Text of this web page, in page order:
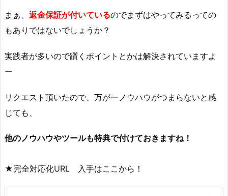
まぁ、 返金保証が付いているのでまずはやってみるっての
もありではないでしょうか？
実践者が多いので躓くポイントとかは解決されていますよ
ー
リクエスト頂いたので、万が一ノウハウがつまらないと感
じても、
他のノウハウやツールも特典で付けておきますね！
★完全対応化URL 入手はここから！